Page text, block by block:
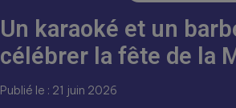
Un karaoké et un
célébrer la fête de la
Publié le : 21 juin 2026